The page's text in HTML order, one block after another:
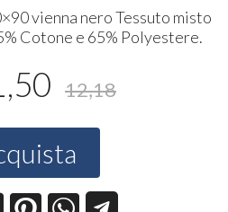
vienna nero Tessuto misto
Cotone e 65% Polyestere.
,50 12,18